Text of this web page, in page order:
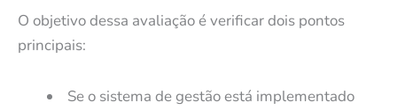
O objetivo dessa avaliação é verificar dois pontos
principais:
Se o sistema de gestão está implementado